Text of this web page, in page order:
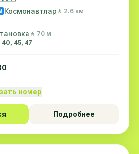
Космонавтлар 🚶 2.6 км
🚶 70 м
40, 45, 47
номер
Подробнее